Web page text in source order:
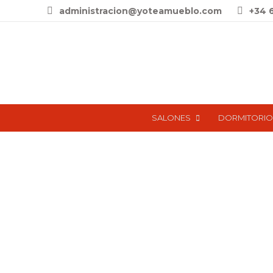
administracion@yoteamueblo.com +34
SALONES